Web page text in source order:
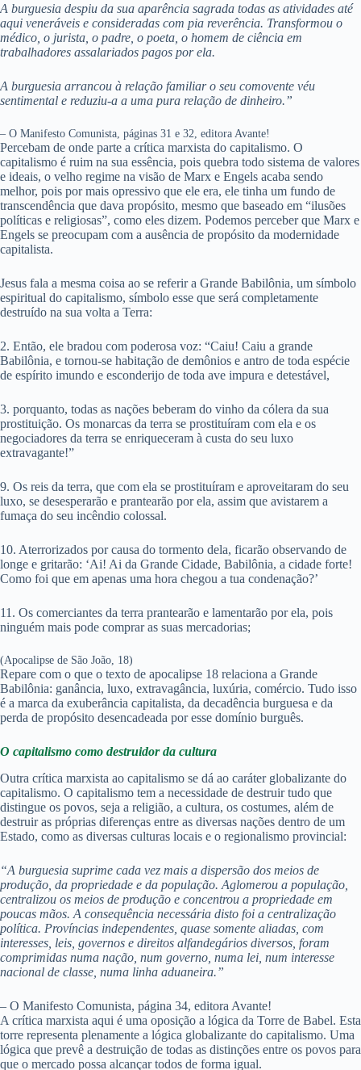
A burguesia despiu da sua aparência sagrada todas as atividades até
aqui veneráveis e consideradas com pia reverência. Transformou o
médico, o jurista, o padre, o poeta, o homem de ciência em
trabalhadores assalariados pagos por ela.
A burguesia arrancou à relação familiar o seu comovente véu
sentimental e reduziu-a a uma pura relação de dinheiro.”
– O Manifesto Comunista, páginas 31 e 32, editora Avante!
Percebam de onde parte a crítica marxista do capitalismo. O
capitalismo é ruim na sua essência, pois quebra todo sistema de valores
e ideais, o velho regime na visão de Marx e Engels acaba sendo
melhor, pois por mais opressivo que ele era, ele tinha um fundo de
transcendência que dava propósito, mesmo que baseado em “ilusões
políticas e religiosas”, como eles dizem. Podemos perceber que Marx e
Engels se preocupam com a ausência de propósito da modernidade
capitalista.
Jesus fala a mesma coisa ao se referir a Grande Babilônia, um símbolo
espiritual do capitalismo, símbolo esse que será completamente
destruído na sua volta a Terra:
2. Então, ele bradou com poderosa voz: “Caiu! Caiu a grande
Babilônia, e tornou-se habitação de demônios e antro de toda espécie
de espírito imundo e esconderijo de toda ave impura e detestável,
3. porquanto, todas as nações beberam do vinho da cólera da sua
prostituição. Os monarcas da terra se prostituíram com ela e os
negociadores da terra se enriqueceram à custa do seu luxo
extravagante!”
9. Os reis da terra, que com ela se prostituíram e aproveitaram do seu
luxo, se desesperarão e prantearão por ela, assim que avistarem a
fumaça do seu incêndio colossal.
10. Aterrorizados por causa do tormento dela, ficarão observando de
longe e gritarão: ‘Ai! Ai da Grande Cidade, Babilônia, a cidade forte!
Como foi que em apenas uma hora chegou a tua condenação?’
11. Os comerciantes da terra prantearão e lamentarão por ela, pois
ninguém mais pode comprar as suas mercadorias;
(Apocalipse de São João, 18)
Repare com o que o texto de apocalipse 18 relaciona a Grande
Babilônia: ganância, luxo, extravagância, luxúria, comércio. Tudo isso
é a marca da exuberância capitalista, da decadência burguesa e da
perda de propósito desencadeada por esse domínio burguês.
O capitalismo como destruidor da cultura
Outra crítica marxista ao capitalismo se dá ao caráter globalizante do
capitalismo. O capitalismo tem a necessidade de destruir tudo que
distingue os povos, seja a religião, a cultura, os costumes, além de
destruir as próprias diferenças entre as diversas nações dentro de um
Estado, como as diversas culturas locais e o regionalismo provincial:
“A burguesia suprime cada vez mais a dispersão dos meios de
produção, da propriedade e da população. Aglomerou a população,
centralizou os meios de produção e concentrou a propriedade em
poucas mãos. A consequência necessária disto foi a centralização
política. Províncias independentes, quase somente aliadas, com
interesses, leis, governos e direitos alfandegários diversos, foram
comprimidas numa nação, num governo, numa lei, num interesse
nacional de classe, numa linha aduaneira.”
– O Manifesto Comunista, página 34, editora Avante!
A crítica marxista aqui é uma oposição a lógica da Torre de Babel. Esta
torre representa plenamente a lógica globalizante do capitalismo. Uma
lógica que prevê a destruição de todas as distinções entre os povos para
que o mercado possa alcançar todos de forma igual.